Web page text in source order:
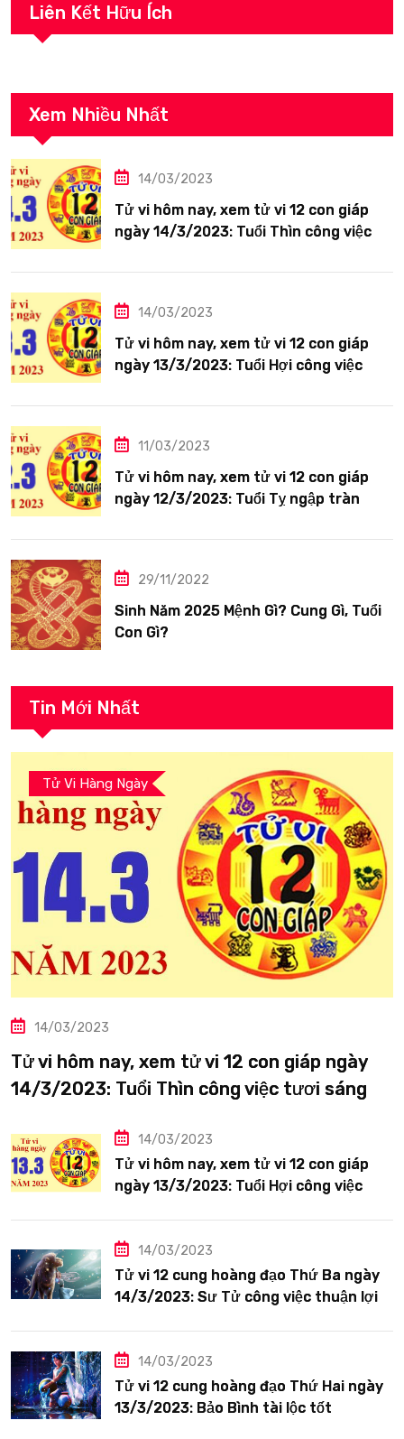
Liên Kết Hữu Ích
Xem Nhiều Nhất
14/03/2023
Tử vi hôm nay, xem tử vi 12 con giáp
ngày 14/3/2023: Tuổi Thìn công việc
14/03/2023
Tử vi hôm nay, xem tử vi 12 con giáp
ngày 13/3/2023: Tuổi Hợi công việc
11/03/2023
Tử vi hôm nay, xem tử vi 12 con giáp
ngày 12/3/2023: Tuổi Tỵ ngập tràn
29/11/2022
Sinh Năm 2025 Mệnh Gì? Cung Gì, Tuổi
Con Gì?
Tin Mới Nhất
Tử Vi Hàng Ngày
14/03/2023
Tử vi hôm nay, xem tử vi 12 con giáp ngày
14/3/2023: Tuổi Thìn công việc tươi sáng
14/03/2023
Tử vi hôm nay, xem tử vi 12 con giáp
ngày 13/3/2023: Tuổi Hợi công việc
14/03/2023
Tử vi 12 cung hoàng đạo Thứ Ba ngày
14/3/2023: Sư Tử công việc thuận lợi
14/03/2023
Tử vi 12 cung hoàng đạo Thứ Hai ngày
13/3/2023: Bảo Bình tài lộc tốt